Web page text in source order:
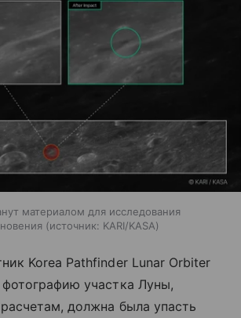
материалом для исследования
источник: KARI/KASA
Korea Pathfinder Lunar Orbiter
участка Луны,
должна была упасть